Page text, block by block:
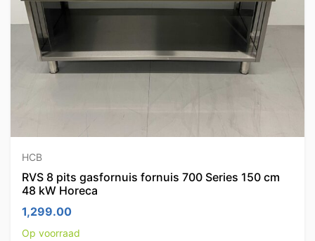
HCB
RVS 8 pits gasfornuis fornuis 700 Series 150 cm
48 kW Horeca
1,299.00
Op voorraad